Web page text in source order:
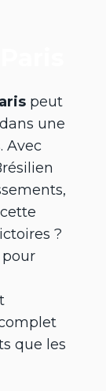
peut
une
Avec
?
pour
que les